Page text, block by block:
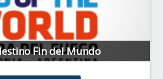
Fin del Mundo